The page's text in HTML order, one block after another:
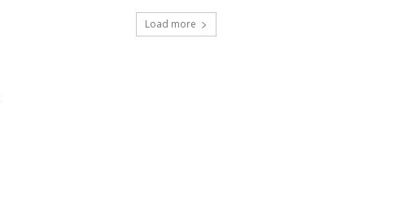
Load more